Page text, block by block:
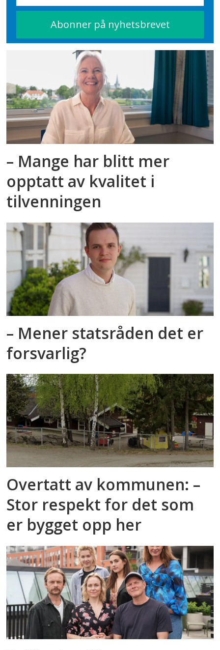
– Mange har blitt mer
opptatt av kvalitet i
tilvenningen
– Mener statsråden det er
forsvarlig?
Overtatt av kommunen: –
Stor respekt for det som
er bygget opp her